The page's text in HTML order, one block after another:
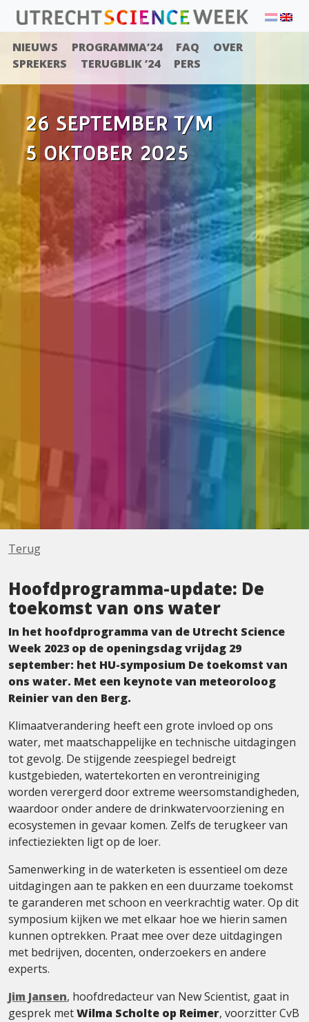
NIEUWS PROGRAMMA’24 FAQ
OVER
SPREKERS
TERUGBLIK ’24 PERS
26 SEPTEMBER T/M
5 OKTOBER 2025
Terug
Hoofdprogramma-update: De
toekomst van ons water
In het hoofdprogramma van de Utrecht Science
Week 2023 op de openingsdag vrijdag 29
september: het HU-symposium De toekomst van
ons water. Met een keynote van meteoroloog
Reinier van den Berg.
Klimaatverandering heeft een grote invloed op ons
water, met maatschappelijke en technische uitdagingen
tot gevolg. De stijgende zeespiegel bedreigt
kustgebieden, watertekorten en verontreiniging
worden verergerd door extreme weersomstandigheden,
waardoor onder andere de drinkwatervoorziening en
ecosystemen in gevaar komen. Zelfs de terugkeer van
infectieziekten ligt op de loer.
Samenwerking in de waterketen is essentieel om deze
uitdagingen aan te pakken en een duurzame toekomst
te garanderen met schoon en veerkrachtig water. Op dit
symposium kijken we met elkaar hoe we hierin samen
kunnen optrekken. Praat mee over deze uitdagingen
met bedrijven, docenten, onderzoekers en andere
experts.
Jim Jansen, hoofdredacteur van New Scientist, gaat in
gesprek metWilma Scholte op Reimer, voorzitter CvB